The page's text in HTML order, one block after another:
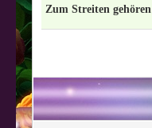
Zum Streiten